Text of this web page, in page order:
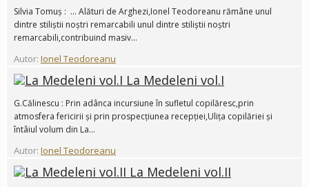
Silvia Tomuș : ... Alături de Arghezi,Ionel Teodoreanu rămâne unul
dintre stiliștii noștri remarcabili unul dintre stiliștii noștri
remarcabili,contribuind masiv...
Autor: Ionel Teodoreanu
La Medeleni vol.I
G.Călinescu : Prin adânca incursiune în sufletul copilăresc,prin
atmosfera fericirii și prin prospecțiunea recepției,Ulița copilăriei și
întâiul volum din La...
Autor: Ionel Teodoreanu
La Medeleni vol.II